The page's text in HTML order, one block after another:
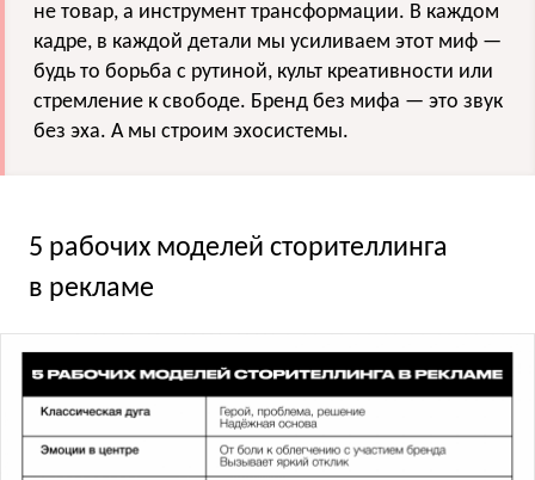
не товар, а инструмент трансформации. В каждом
кадре, в каждой детали мы усиливаем этот миф —
будь то борьба с рутиной, культ креативности или
стремление к свободе. Бренд без мифа — это звук
без эха. А мы строим эхосистемы.
5 рабочих моделей сторителлинга
в рекламе